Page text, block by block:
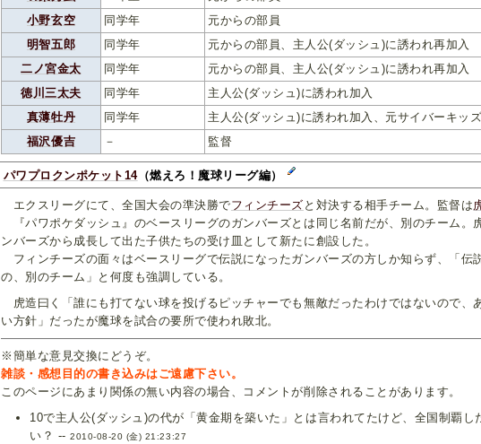
小野玄空
同学年
元からの部員
明智五郎
同学年
元からの部員、主人公(ダッシュ)に誘われ再加入
二ノ宮金太
同学年
元からの部員、主人公(ダッシュ)に誘われ再加入
徳川三太夫
同学年
主人公(ダッシュ)に誘われ加入
真薄牡丹
同学年
主人公(ダッシュ)に誘われ加入、元サイバーキッズ
福沢優吉
－ 監督
パワプロクンポケット14（燃えろ！魔球リーグ編）
エクスリーグにて、全国大会の準決勝でフィンチーズ と対決する相手チーム。監督は
『パワポケダッシュ』のベースリーグのガンバーズとは同じ名前だが、別のチーム。
ンバーズから成長して出た子供たちの受け皿として新たに創設した。
フィンチーズの面々はベースリーグで伝説になったガンバーズの方しか知らず、「伝
の、別のチーム」と何度も強調している。
虎造曰く「誰にも打てない球を投げるピッチャーでも無敵だったわけではないので、
い方針」だったが魔球を試合の要所で使われ敗北。
※簡単な意見交換にどうぞ。
雑談・感想目的の書き込みはご遠慮下さい。
このページにあまり関係の無い内容の場合、コメントが削除されることがあります。
10で主人公(ダッシュ)の代が「黄金期を築いた」とは言われてたけど、全国制覇し
い？ --2010-08-20 (金) 21:23:27